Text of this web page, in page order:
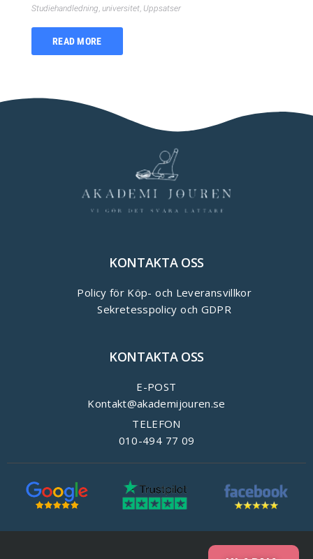
Studiehandledning, universitet, Uppsatser
READ MORE
KONTAKTA OSS
Policy för Köp- och Leveransvillkor
Sekretesspolicy och GDPR
KONTAKTA OSS
E-POST
Kontakt@akademijouren.se
TELEFON
010-494 77 09